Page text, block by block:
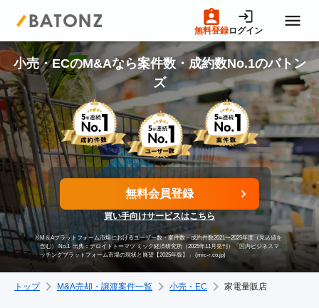
無料登録ログイン
トップページ
M&A案件一覧
売りたい方へ
買いたい方へ
成約事例
M&A専門家の方へ
小売・ECのM&Aなら案件数・成約数No.1のバトン
ズ
無料会員登録
買い手向けサービスはこちら
※M＆Aプラットフォーム市場におけるユーザー数・案件数・成約件数2021〜2025年度（見込値を
含む） No.1出典：デロイトトーマツ ミック経済研究所（2025年11月発刊）「国内ビジネスマ
ッチングプラットフォーム市場の現状と展望【2025年版】」 (mic-r.co.jp)
トップ M&A売却・譲渡案件一覧 小売・EC 家電量販店